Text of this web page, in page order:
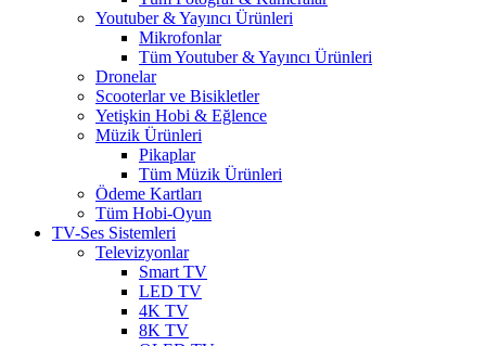
Youtuber & Yayıncı Ürünleri
Mikrofonlar
Tüm Youtuber & Yayıncı Ürünleri
Dronelar
Scooterlar ve Bisikletler
Yetişkin Hobi & Eğlence
Müzik Ürünleri
Pikaplar
Tüm Müzik Ürünleri
Ödeme Kartları
Tüm Hobi-Oyun
TV-Ses Sistemleri
Televizyonlar
Smart TV
LED TV
4K TV
8K TV